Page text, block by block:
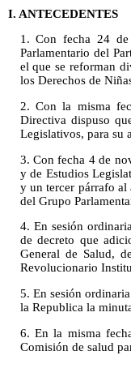
I. ANTECEDENTES
1. Con fecha 24
Parlamentario del
el que se reforman
los Derechos de
2. Con la misma
Directiva dispuso
Legislativos, para su
3. Con fecha 4 de
y de Estudios
y un tercer párrafo al
del Grupo
4. En sesión
de decreto que
General de Salud,
Revolucionario
5. En sesión
la Republica la
6. En la misma
Comisión de salud